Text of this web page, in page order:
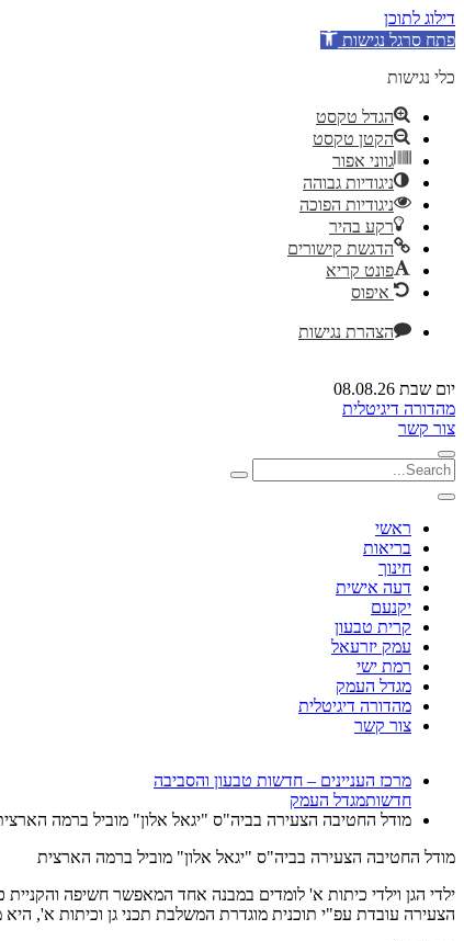
דילוג לתוכן
פתח סרגל נגישות
כלי נגישות
הגדל טקסט
הקטן טקסט
גווני אפור
ניגודיות גבוהה
ניגודיות הפוכה
רקע בהיר
הדגשת קישורים
פונט קריא
איפוס
הצהרת נגישות
יום שבת 08.08.26
מהדורה דיגיטלית
צור קשר
ראשי
בריאות
חינוך
דעה אישית
יקנעם
קרית טבעון
עמק יזרעאל
רמת ישי
מגדל העמק
מהדורה דיגיטלית
צור קשר
מרכז העניינים – חדשות טבעון והסביבה
חדשותמגדל העמק
מודל החטיבה הצעירה בביה"ס "יגאל אלון" מוביל ברמה
מודל החטיבה הצעירה בביה"ס "יגאל אלון" מוביל ברמה הארצית
הצעירה עובדת עפ"י תוכנית מוגדרת המשלבת תכני גן וכיתות א',